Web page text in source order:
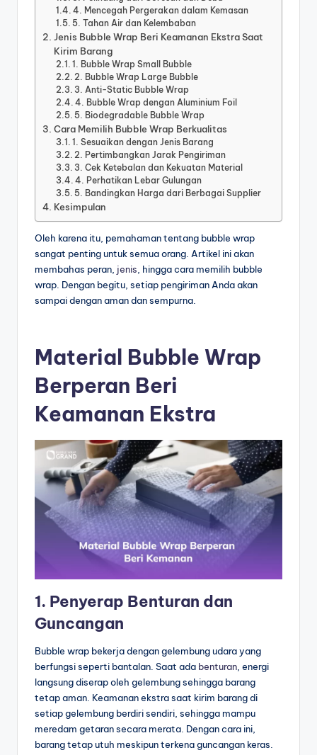
4. Mencegah Pergerakan dalam Kemasan
5. Tahan Air dan Kelembaban
Jenis Bubble Wrap Beri Keamanan Ekstra Saat
Kirim Barang
1. Bubble Wrap Small Bubble
2. Bubble Wrap Large Bubble
3. Anti-Static Bubble Wrap
4. Bubble Wrap dengan Aluminium Foil
5. Biodegradable Bubble Wrap
Cara Memilih Bubble Wrap Berkualitas
1. Sesuaikan dengan Jenis Barang
2. Pertimbangkan Jarak Pengiriman
3. Cek Ketebalan dan Kekuatan Material
4. Perhatikan Lebar Gulungan
5. Bandingkan Harga dari Berbagai Supplier
Kesimpulan
Oleh karena itu, pemahaman tentang bubble wrap
sangat penting untuk semua orang. Artikel ini akan
membahas peran, jenis, hingga cara memilih bubble
wrap. Dengan begitu, setiap pengiriman Anda akan
sampai dengan aman dan sempurna.
Material Bubble Wrap
Berperan Beri
Keamanan Ekstra
1. Penyerap Benturan dan
Guncangan
Bubble wrap bekerja dengan gelembung udara yang
berfungsi seperti bantalan. Saat ada benturan, energi
langsung diserap oleh gelembung sehingga barang
tetap aman. Keamanan ekstra saat kirim barang di
setiap gelembung berdiri sendiri, sehingga mampu
meredam getaran secara merata. Dengan cara ini,
barang tetap utuh meskipun terkena guncangan keras.